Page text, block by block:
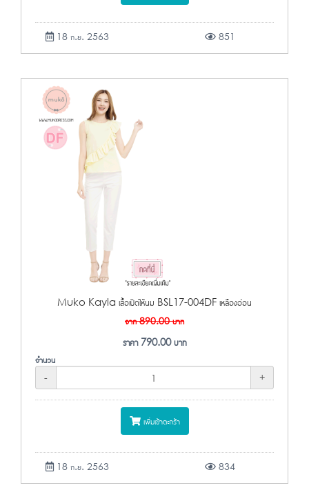
18 ก.ย. 2563 851
Muko Kayla เสื้อเปิดให้นม BSL17-004DF เหลืองอ่อน
จาก890.00บาท
ราคา 790.00บาท
จำนวน
-
+
เพิ่มเข้าตะกร้า
18 ก.ย. 2563 834